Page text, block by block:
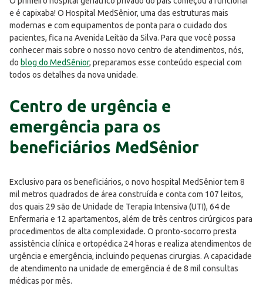
e é capixaba! O Hospital MedSênior, uma das estruturas mais
modernas e com equipamentos de ponta para o cuidado dos
pacientes, fica na Avenida Leitão da Silva. Para que você possa
conhecer mais sobre o nosso novo centro de atendimentos, nós,
do blog do MedSênior, preparamos esse conteúdo especial com
todos os detalhes da nova unidade.
Centro de urgência e
emergência para os
beneficiários MedSênior
Exclusivo para os beneficiários, o novo hospital MedSênior tem 8
mil metros quadrados de área construída e conta com 107 leitos,
dos quais 29 são de Unidade de Terapia Intensiva (UTI), 64 de
Enfermaria e 12 apartamentos, além de três centros cirúrgicos para
procedimentos de alta complexidade. O pronto-socorro presta
assistência clínica e ortopédica 24 horas e realiza atendimentos de
urgência e emergência, incluindo pequenas cirurgias. A capacidade
de atendimento na unidade de emergência é de 8 mil consultas
médicas por mês.